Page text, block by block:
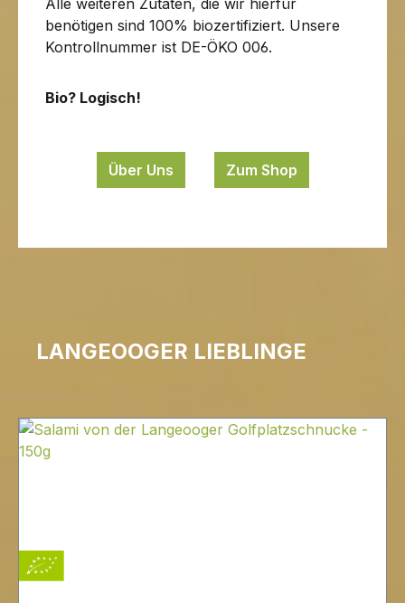
benötigen sind 100% biozertifiziert. Unsere
Kontrollnummer ist DE-ÖKO 006.
Bio? Logisch!
Über Uns Zum Shop
LANGEOOGER LIEBLINGE